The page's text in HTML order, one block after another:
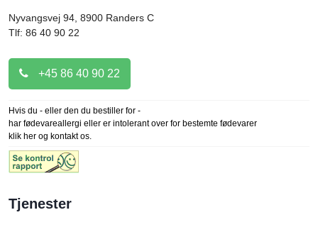
Nyvangsvej 94, 8900 Randers C
Tlf: 86 40 90 22
+45 86 40 90 22
Hvis du - eller den du bestiller for -
har fødevareallergi eller er intolerant over for bestemte fødevarer
klik her og kontakt os.
Tjenester